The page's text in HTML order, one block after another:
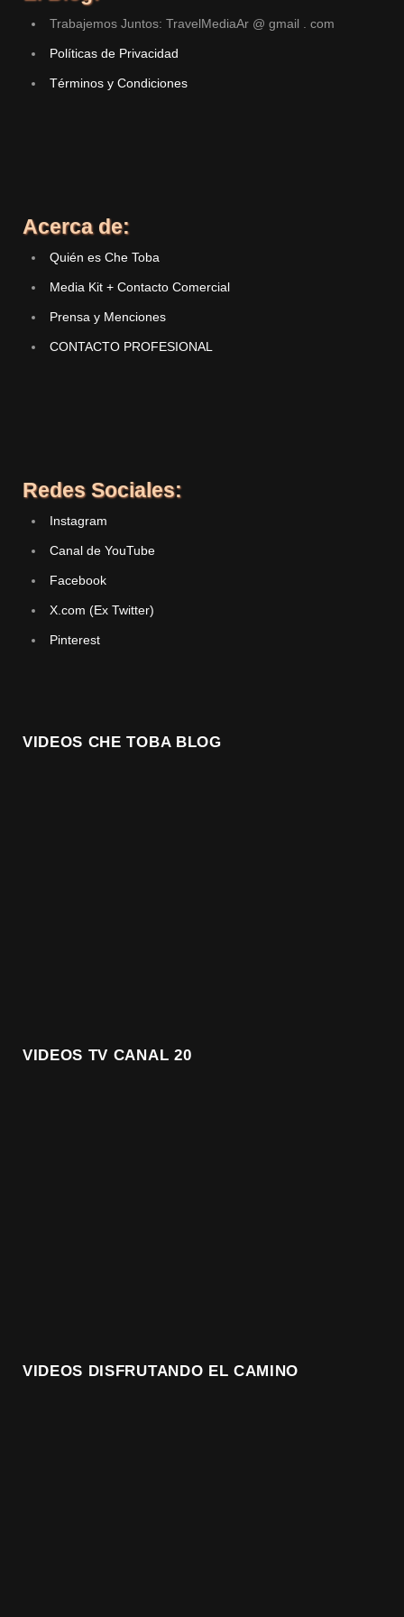
Trabajemos Juntos: TravelMediaAr @ gmail . com
Políticas de Privacidad
Términos y Condiciones
Acerca de:
Quién es Che Toba
Media Kit + Contacto Comercial
Prensa y Menciones
CONTACTO PROFESIONAL
Redes Sociales:
Instagram
Canal de YouTube
Facebook
X.com (Ex Twitter)
Pinterest
VIDEOS CHE TOBA BLOG
VIDEOS TV CANAL 20
VIDEOS DISFRUTANDO EL CAMINO